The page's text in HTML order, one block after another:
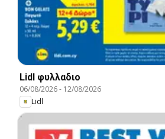
Lidl φυλλαδιο
06/08/2026- 12/08/2026
Lidl